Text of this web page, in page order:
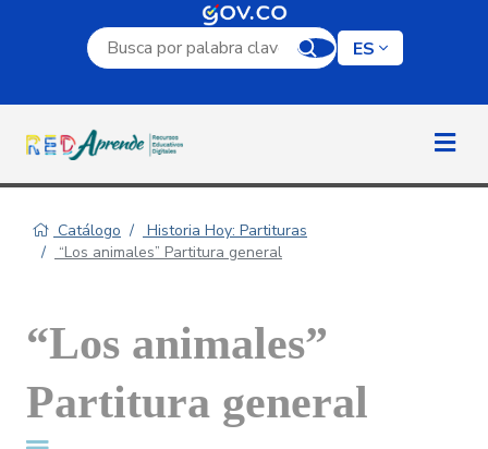
Campo de búsqueda por palabra clave
ES
Catálogo
Historia Hoy: Partituras
“Los animales” Partitura general
“Los animales”
Partitura general